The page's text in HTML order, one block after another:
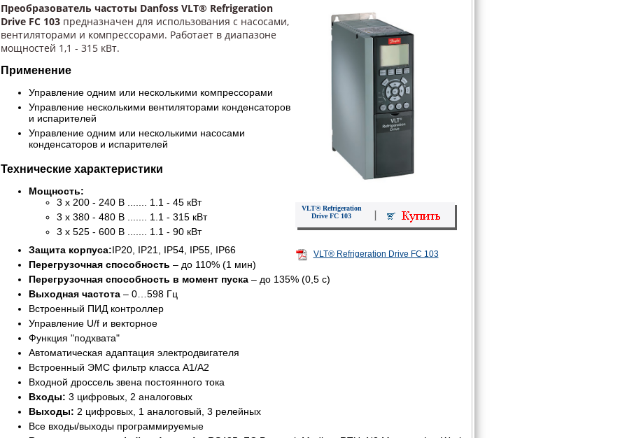
VLT® Refrigeration
Drive FC 103
VLT® Refrigeration Drive FC 103
Преобразователь частоты Danfoss VLT® Refrigeration
Drive FC 103предназначен для использования с насосами,
вентиляторами и компрессорами. Работает в диапазоне
мощностей 1,1 - 315 кВт.
Применение
Управление одним или несколькими компрессорами
Управление несколькими вентиляторами конденсаторов
и испарителей
Управление одним или несколькими насосами
конденсаторов и испарителей
Технические характеристики
Мощность:
3 x 200 - 240 В ....... 1.1 - 45 кВт
3 x 380 - 480 В ....... 1.1 - 315 кВт
3 x 525 - 600 В ....... 1.1 - 90 кВт
Защита корпуса:IP20, IP21, IP54, IP55, IP66
Перегрузочная способность – до 110% (1 мин)
Перегрузочная способность в момент пуска– до 135% (0,5 с)
Выходная частота– 0…598 Гц
Встроенный ПИД контроллер
Управление U/f и векторное
Функция "подхвата"
Автоматическая адаптация электродвигателя
Встроенный ЭМС фильтр класса А1/А2
Входной дроссель звена постоянного тока
Входы: 3 цифровых, 2 аналоговых
Выходы: 2 цифровых, 1 аналоговый, 3 релейных
Все входы/выходы программируемые